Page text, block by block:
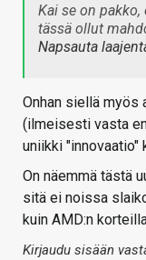
Kai se on
tässä ollut
Napsauta
Onhan siellä myös
(ilmeisesti vasta
uniikki
On näemmä tästä
sitä ei noissa
kuin AMD:n
Kirjaudu sisään